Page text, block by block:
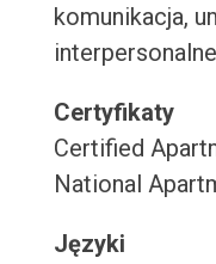
komunikacja,
interpersonalne
Certyfikaty
Certified
National
Języki